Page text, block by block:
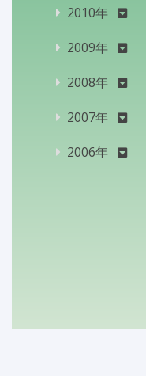
2010年
2009年
2008年
2007年
2006年